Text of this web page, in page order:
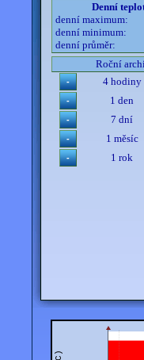
Denní
denní maximum:
denní minimum:
denní průměr:
Roční
4 hodiny
1 den
7 dní
1 měsíc
1 rok